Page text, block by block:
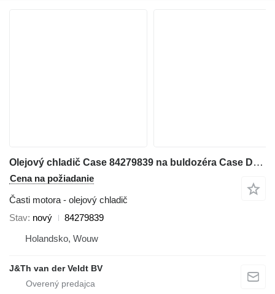
Olejový chladič Case 84279839 na buldozéra Case D150B 1650L
Cena na požiadanie
Časti motora - olejový chladič
Stav nový
84279839
Holandsko, Wouw
J&Th van der Veldt BV